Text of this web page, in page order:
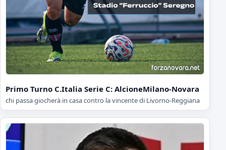
Primo Turno C.Italia Serie C: AlcioneMilano-Novara
chi passa giocherà in casa contro la vincente di Livorno-Reggiana